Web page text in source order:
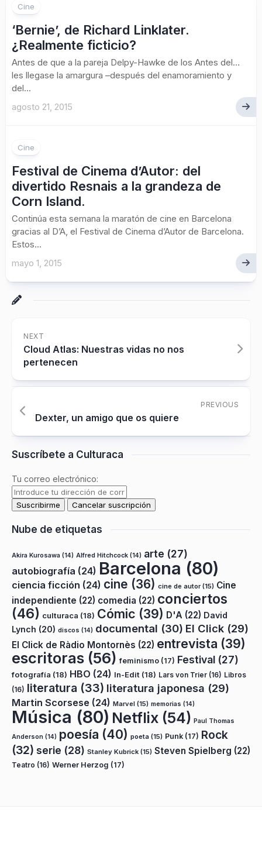
Cine
‘Bernie’, de Richard Linklater.
¿Realmente ficticio?
Antes de que a la pareja Delpy-Hawke de los Antes del…
les llegase la amargura –después del enamoramiento y
del...
agosto 21, 2015
Cine
Festival de Cinema d’Autor: del
divertido Resnais a la grandeza de
Corn Island.
Continúa esta semana la maratón de cine en Barcelona
gracias al D’A, el Festival de Cinema d’Autor de Barcelona.
Estos...
mayo 1, 2015
NEXT
Cloud Atlas: Nuestras vidas no nos
pertenecen
PREVIOUS
Dexter, un amigo que os quiere
Suscríbete a Culturaca
Tu correo electrónico:
Nube de etiquetas
Akira Kurosawa (14) Alfred Hitchcock (14) arte (27)
autobiografía (24) Barcelona (80)
ciencia ficción (24) cine (36) cine de autor(15) Cine
independiente (22) comedia (22) conciertos
(46) culturaca (18) Cómic (39) D'A (22) David
Lynch (20) discos (14) documental (30) El Click (29)
El Click de Ràdio Montornès (22) entrevista (39)
escritoras (56) feminismo (17) Festival (27)
fotografía (18) HBO (24) In-Edit (18) Lars von Trier (16) Libros
(16) literatura (33) literatura japonesa (29)
Martin Scorsese (24) Marvel (15) memorias (14)
Música (80) Netflix (54) Paul Thomas
Anderson (14) poesía (40) poeta (15) Punk (17) Rock
(32) serie (28) Stanley Kubrick (15) Steven Spielberg (22)
Teatro (16) Werner Herzog (17)